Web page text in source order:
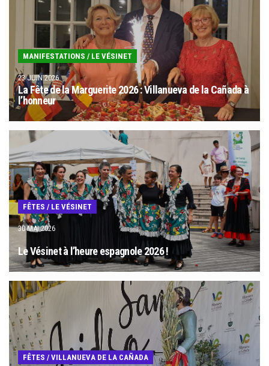
MANIFESTATIONS / LE VÉSINET
23 JUIN 2026
La Fête de la Marguerite 2026 : Villanueva de la Cañada à
l’honneur
FÊTES / LE VÉSINET
30 MAI 2026
Le Vésinet à l’heure espagnole 2026 !
FÊTES / VILLANUEVA DE LA CAÑADA